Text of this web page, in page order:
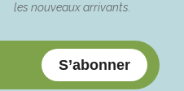
les nouveaux arrivants.
S’abonner